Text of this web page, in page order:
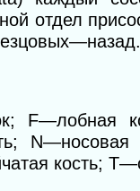
отдел
F—лобная
N—носовая
кость;